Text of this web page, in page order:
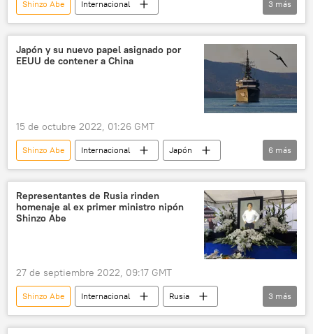
Shinzo Abe
Internacional
Asesinato de Shinzo Abe
Japón
🌏 Asia
3 más
Japón y su nuevo papel asignado por
EEUU de contener a China
15 de octubre 2022, 01:26 GMT
Shinzo Abe Internacional
Japón
China
Taiwán
Global Times
Fumio Kishida
Pekín
📰 Tensiones en torno a Taiwán
6 más
Representantes de Rusia rinden
homenaje al ex primer ministro nipón
Shinzo Abe
27 de septiembre 2022, 09:17 GMT
Shinzo Abe Internacional
Rusia
Japón
🌏 Asia fallecimiento
3 más